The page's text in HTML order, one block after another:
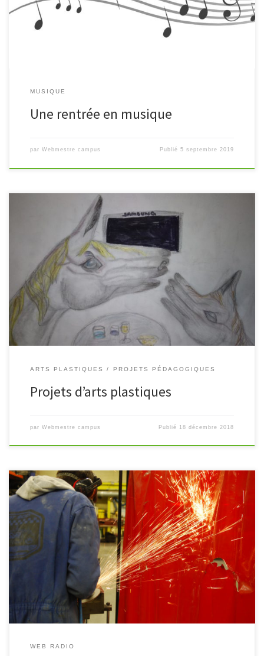
élèves ont été accueillis par des concerts et des […]
MUSIQUE
Une rentrée en musique
par Webmestre campus Publié5 septembre 2019
Voici une présentation de quelques travaux réalisés lors des
enseignements d’arts plastiques et arts appliqués au campus.
http://Arrayhttp://Array
ARTS PLASTIQUES PROJETS PÉDAGOGIQUES
Projets d’arts plastiques
par Webmestre campus Publié 18 décembre 2018
Présentation de la filière Carrosserie au campus par Lucy
WEB RADIO